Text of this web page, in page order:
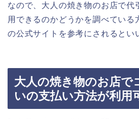
なので、大人の焼き物のお店で代
用できるのかどうかを調べている
の公式サイトを参考にされるとい
大人の焼き物のお店で
いの支払い方法が利用